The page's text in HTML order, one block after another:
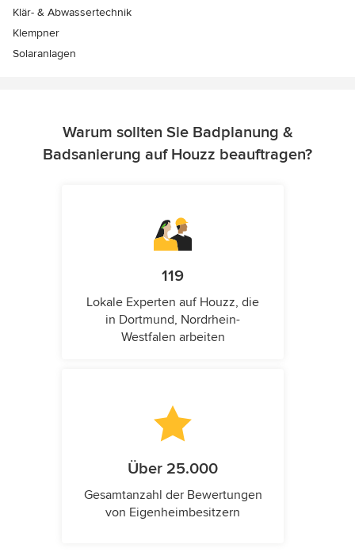
Klär- & Abwassertechnik
Klempner
Solaranlagen
Warum sollten Sie Badplanung &
Badsanierung auf Houzz beauftragen?
119
Lokale Experten auf Houzz, die
in Dortmund, Nordrhein-
Westfalen arbeiten
Über 25.000
Gesamtanzahl der Bewertungen
von Eigenheimbesitzern